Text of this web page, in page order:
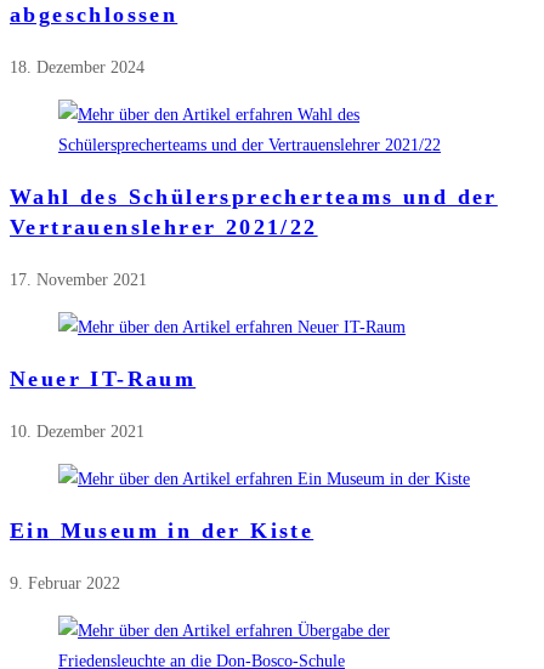
abgeschlossen
18. Dezember 2024
Wahl des Schülersprecherteams und der
Vertrauenslehrer 2021/22
17. November 2021
Neuer IT-Raum
10. Dezember 2021
Ein Museum in der Kiste
9. Februar 2022